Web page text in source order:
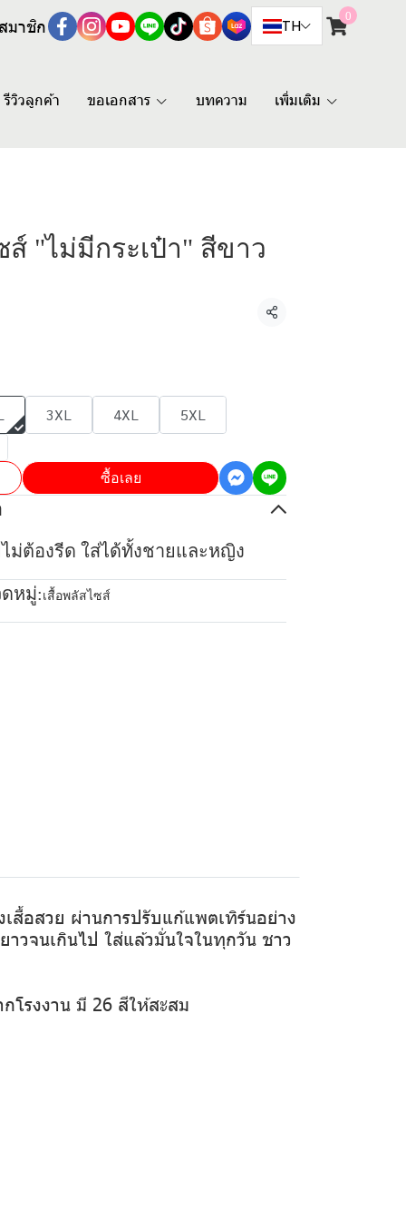
มาชิก TH
0
รีวิวลูกค้า ขอเอกสาร บทความ เพิ่มเติม
ส์ "ไม่มีกระเป๋า" สีขาว
แชร์
3XL 4XL 5XL
ซื้อเลย
ม่ต้องรีด ใส่ได้ทั้งชายและหญิง
หมู่: เสื้อพลัสไซส์
อสวย ผ่านการปรับแก้แพตเทิร์นอย่าง
วจนเกินไป ใส่แล้วมั่นใจในทุกวัน ชาว
โรงงาน มี 26 สีให้สะสม